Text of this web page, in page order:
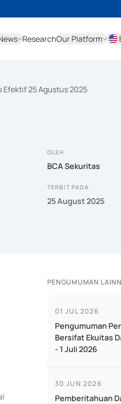
ResearchOur Platform
25 Agustus 2025
OLEH
BCA Sekuritas
TERBIT PADA
25 August 2025
PENGUMUMAN
01 JUL 2026
Pengumuman
Bersifat Ekuitas
- 1 Juli 2026
30 JUN 2026
Pemberitahuan